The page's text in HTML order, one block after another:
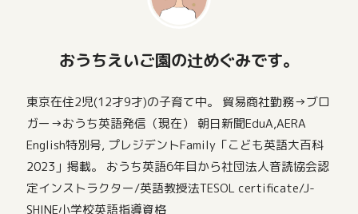
おうちえいご園の辻めぐみです。
東京在住2児(12才9才)の子育て中。 貿易商社勤務→ブロ
ガー→おうち英語発信（現在） 朝日新聞EduA,AERA
English特別号, プレジデントFamily「こども英語大百科
2023」掲載。 おうち英語6年目から社団法人音読協会認
定インストラクター/英語教授法TESOL certificate/J-
SHINE小学校英語指導資格